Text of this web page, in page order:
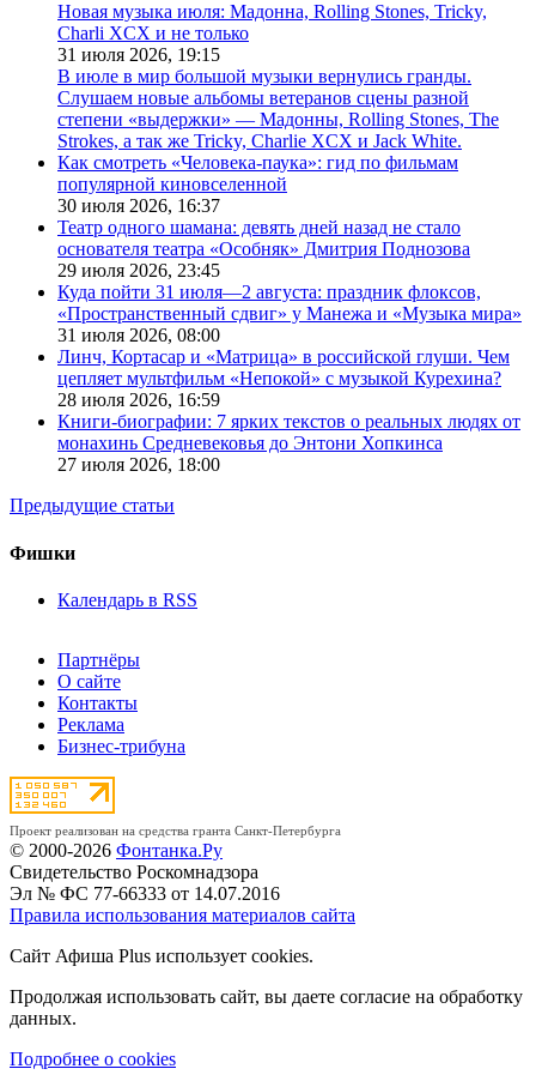
Новая музыка июля: Мадонна, Rolling Stones, Tricky,
Charli XCX и не только
31 июля 2026, 19:15
В июле в мир большой музыки вернулись гранды.
Слушаем новые альбомы ветеранов сцены разной
степени «выдержки» — Мадонны, Rolling Stones, The
Strokes, а так же Tricky, Charlie XCX и Jack White.
Как смотреть «Человека-паука»: гид по фильмам
популярной киновселенной
30 июля 2026, 16:37
Театр одного шамана: девять дней назад не стало
основателя театра «Особняк» Дмитрия Поднозова
29 июля 2026, 23:45
Куда пойти 31 июля—2 августа: праздник флоксов,
«Пространственный сдвиг» у Манежа и «Музыка мира»
31 июля 2026, 08:00
Линч, Кортасар и «Матрица» в российской глуши. Чем
цепляет мультфильм «Непокой» с музыкой Курехина?
28 июля 2026, 16:59
Книги-биографии: 7 ярких текстов о реальных людях от
монахинь Средневековья до Энтони Хопкинса
27 июля 2026, 18:00
Предыдущие статьи
Фишки
Календарь в RSS
Партнёры
О сайте
Контакты
Реклама
Бизнес-трибуна
Проект реализован на средства гранта Санкт-Петербурга
© 2000-2026 Фонтанка.Ру
Свидетельство Роскомнадзора
Эл № ФС 77-66333 от 14.07.2016
Правила использования материалов сайта
Сайт Афиша Plus использует cookies.
Продолжая использовать сайт, вы даете согласие на обработку
данных.
Подробнее о cookies